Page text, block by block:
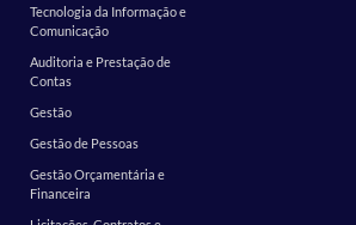
Tecnologia da Informação e
Comunicação
Auditoria e Prestação de
Contas
Gestão
Gestão de Pessoas
Gestão Orçamentária e
Financeira